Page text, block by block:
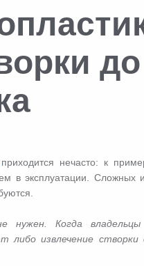
до
нечасто: к
в эксплуатации. Сложных
нужен. Когда
либо извлечение